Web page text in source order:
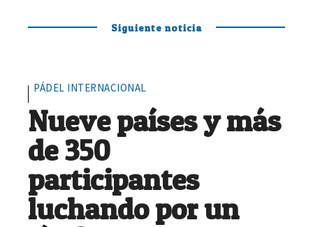
Siguiente noticia
PÁDEL INTERNACIONAL
Nueve países y más
de 350
participantes
luchando por un